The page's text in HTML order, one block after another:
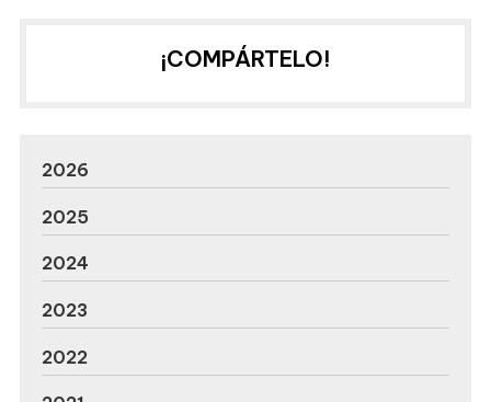
¡COMPÁRTELO!
2026
2025
2024
2023
2022